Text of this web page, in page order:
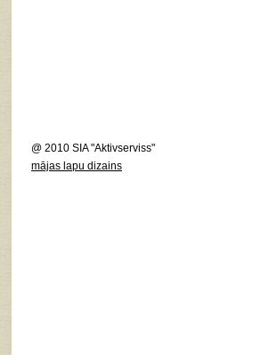
@ 2010 SIA "Aktivserviss"
mājas lapu dizains